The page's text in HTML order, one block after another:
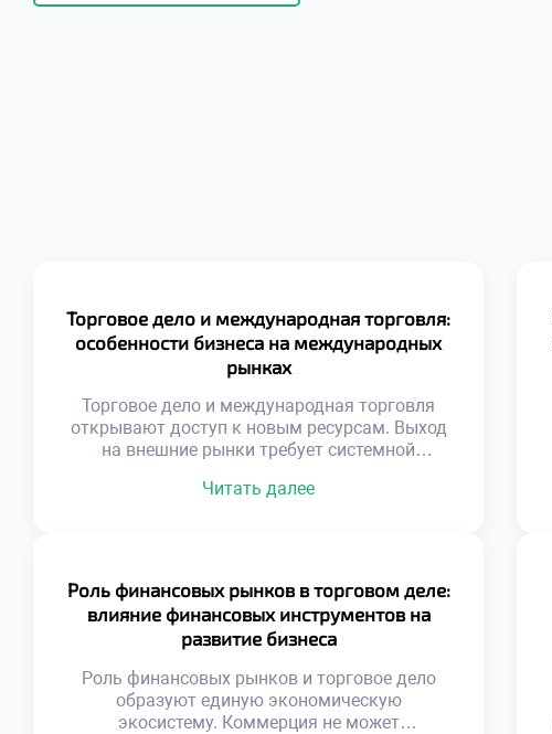
Торговое дело и международная торговля:
особенности бизнеса на международных
рынках
Торговое дело и международная торговля
открывают доступ к новым ресурсам. Выход
на внешние рынки требует системной
перестают быть барьером для обмена.
различия влияют на восприятие товаров. То,
что популярно дома, может не сработать за
рубежом. Понимание менталитета
иностранного […]
Читать далее
Роль финансовых рынков в торговом деле:
влияние финансовых инструментов на
развитие бизнеса
Роль финансовых рынков и торговое дело
образуют единую экономическую
экосистему. Коммерция не может